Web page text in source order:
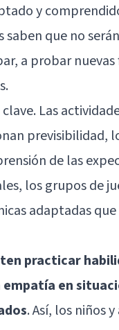
y
saben que no
a probar
Las
previsibilidad,
de las
los grupos de
adaptadas
practicar
empatía en
. Así, los niños